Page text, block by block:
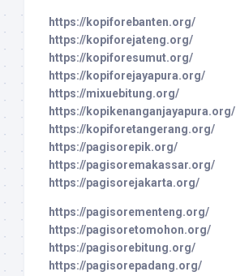
https://kopiforebanten.org/
https://kopiforejateng.org/
https://kopiforesumut.org/
https://kopiforejayapura.org/
https://mixuebitung.org/
https://kopikenanganjayapura.org/
https://kopiforetangerang.org/
https://pagisorepik.org/
https://pagisoremakassar.org/
https://pagisorejakarta.org/
https://pagisorementeng.org/
https://pagisoretomohon.org/
https://pagisorebitung.org/
https://pagisorepadang.org/